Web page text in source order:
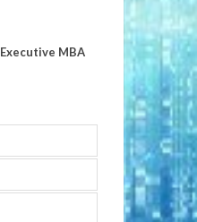
Executive MBA